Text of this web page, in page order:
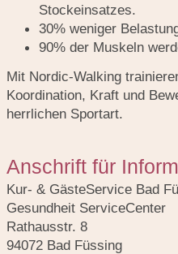
Stockeinsatzes.
30% weniger
90% der Muskeln
Mit Nordic-Walking
Koordination, Kraft und
herrlichen Sportart.
Anschrift für
Kur- & GästeService Bad
Gesundheit ServiceCenter
Rathausstr. 8
94072 Bad Füssing